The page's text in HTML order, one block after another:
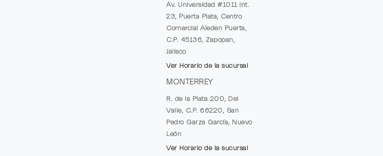
Av. Universidad #1011 Int.
23, Puerta Plata, Centro
Comercial Aleden Puerta,
C.P. 45136, Zapopan,
Jalisco
Ver Horario de la sucursal
MONTERREY
R. de la Plata 200, Del
Valle, C.P. 66220, San
Pedro Garza García, Nuevo
León
Ver Horario de la sucursal